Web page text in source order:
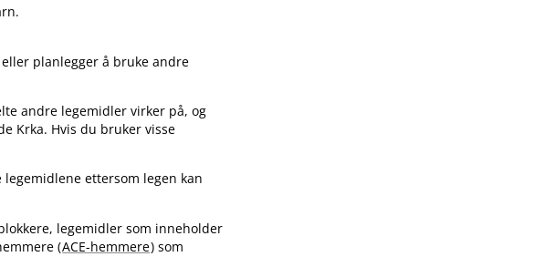
planlegger å bruke andre
andre legemidler virker på, og
Krka. Hvis du bruker visse
ettersom legen kan
legemidler som inneholder
(ACE-hemmere) som